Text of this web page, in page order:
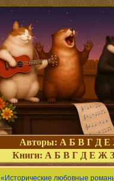
Авторы: А Б В Г Д Е
Книги: А Б В Г Д Е Ж З
«Исторические любовные